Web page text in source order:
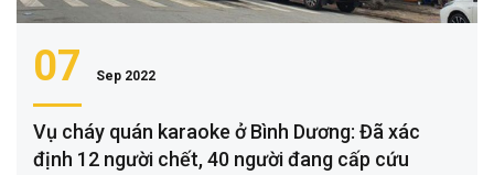
07 Sep 2022
Vụ cháy quán karaoke ở Bình Dương: Đã xác
định 12 người chết, 40 người đang cấp cứu